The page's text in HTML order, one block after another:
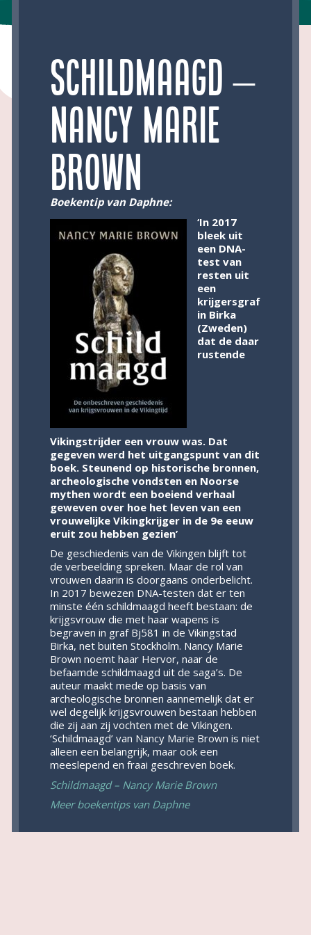
Schildmaagd –
Nancy Marie
Brown
Boekentip van Daphne:
‘In 2017
bleek uit
een DNA-
test van
resten uit
een
krijgersgraf
in Birka
(Zweden)
dat de daar
rustende
Vikingstrijder een vrouw was. Dat
gegeven werd het uitgangspunt van dit
boek. Steunend op historische bronnen,
archeologische vondsten en Noorse
mythen wordt een boeiend verhaal
geweven over hoe het leven van een
vrouwelijke Vikingkrijger in de 9e eeuw
eruit zou hebben gezien’
De geschiedenis van de Vikingen blijft tot
de verbeelding spreken. Maar de rol van
vrouwen daarin is doorgaans onderbelicht.
In 2017 bewezen DNA-testen dat er ten
minste één schildmaagd heeft bestaan: de
krijgsvrouw die met haar wapens is
begraven in graf Bj581 in de Vikingstad
Birka, net buiten Stockholm. Nancy Marie
Brown noemt haar Hervor, naar de
befaamde schildmaagd uit de saga’s. De
auteur maakt mede op basis van
archeologische bronnen aannemelijk dat er
wel degelijk krijgsvrouwen bestaan hebben
die zij aan zij vochten met de Vikingen.
‘Schildmaagd’ van Nancy Marie Brown is niet
alleen een belangrijk, maar ook een
meeslepend en fraai geschreven boek.
Schildmaagd – Nancy Marie Brown
Meer boekentips van Daphne